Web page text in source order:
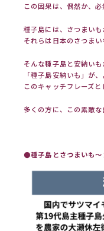
この因果は、偶然か、必
種子島には、さつまい
それらは日本のさつま
そんな種子島と安納い
「種子島安納いも」が
このキャッチフレーズと
多くの方に、この素敵
●種子島とさつまいも～